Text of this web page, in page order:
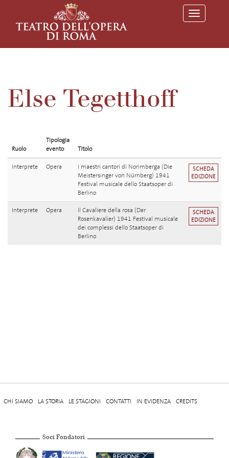
T
o
l
Else Tegetthoff
Ruolo
Tipologia
evento
Titolo
Interprete Opera
I maestri cantori di Norimberga (Die
Meistersinger von Nürnberg) 1941
Festival musicale dello Staatsoper di
Berlino
SCHEDA
EDIZIONE
Interprete Opera
Il Cavaliere della rosa (Der
Rosenkavalier) 1941 Festival musicale
dei complessi dello Staatsoper di
Berlino
SCHEDA
EDIZIONE
CHI SIAMO LA STORIA LE STAGIONI CONTATTI IN EVIDENZA CREDITS
Soci Fondatori